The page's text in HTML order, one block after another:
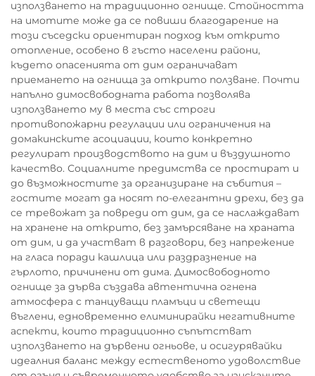
използването на традиционно огнище. Стойността
на имотите може да се повиши благодарение на
този съседски ориентиран подход към открито
отопление, особено в гъсто населени райони,
където опасенията от дим ограничават
приемането на огнища за открито ползване. Почти
напълно димосвободната работа позволява
използването му в места със строги
противопожарни регулации или ограничения на
домакинските асоциации, които конкретно
регулират производството на дим и въздушното
качество. Социалните предимства се простират и
до възможностите за организиране на събития –
гостите могат да носят по-елегантни дрехи, без да
се тревожат за повреди от дим, да се наслаждават
на хранене на открито, без замърсяване на храната
от дим, и да участват в разговори, без напрежение
на гласа поради кашлица или раздразнение на
гърлото, причинени от дима. Димосвободното
огнище за дърва създава автентична огнена
атмосфера с танцуващи пламъци и светещи
въглени, едновременно елиминирайки негативните
аспекти, които традиционно съпътстват
използването на дървени огньове, и осигурявайки
идеалния баланс между естественото удоволствие